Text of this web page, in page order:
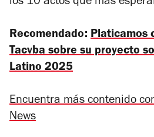
Recomendado: Platicamos
Tacvba sobre su proyecto
Latino 2025
Encuentra más contenido
News